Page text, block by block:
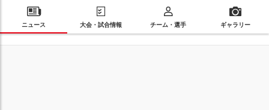
ニュース 大会・試合情報 チーム・選手 ギャラリー